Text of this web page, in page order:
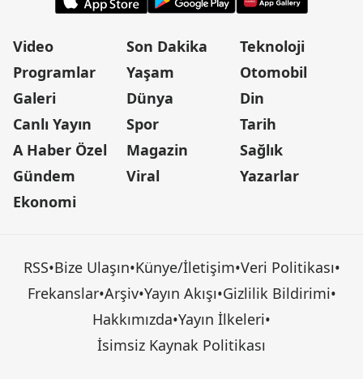
Video
Programlar
Galeri
Canlı Yayın
A Haber Özel
Gündem
Ekonomi
Son Dakika
Yaşam
Dünya
Spor
Magazin
Viral
Teknoloji
Otomobil
Din
Tarih
Sağlık
Yazarlar
RSS•Bize Ulaşın•Künye/İletişim•Veri Politikası•
Frekanslar•Arşiv•Yayın Akışı•Gizlilik Bildirimi•
Hakkımızda•Yayın İlkeleri•
İsimsiz Kaynak Politikası